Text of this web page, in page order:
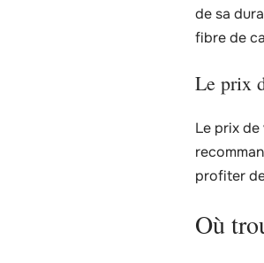
de sa
fibre de
Le prix
Le prix
profiter
Où